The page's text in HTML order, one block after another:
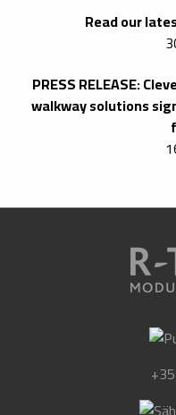
Read our
PRESS RELEASE:
walkway solutions